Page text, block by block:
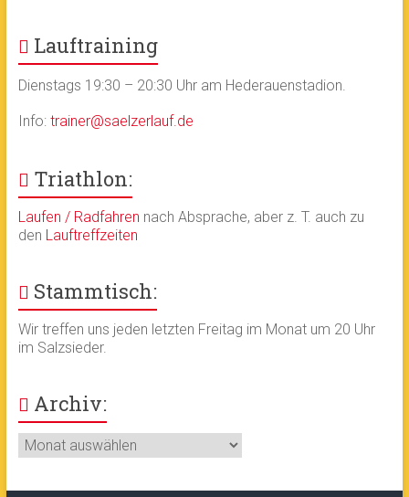
Lauftraining
Dienstags 19:30 – 20:30 Uhr am Hederauenstadion.
Info: trainer@saelzerlauf.de
Triathlon:
Laufen / Radfahren nach Absprache, aber z. T. auch zu
den Lauftreffzeiten
Stammtisch:
Wir treffen uns jeden letzten Freitag im Monat um 20 Uhr
im Salzsieder.
Archiv:
Archiv: